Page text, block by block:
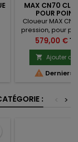
MAX CN70
POUR
Cloueur MAX
pression, pour
16° de 45 à
Prix
579,00 €
 Ajouter au
 Derniers
: >
<